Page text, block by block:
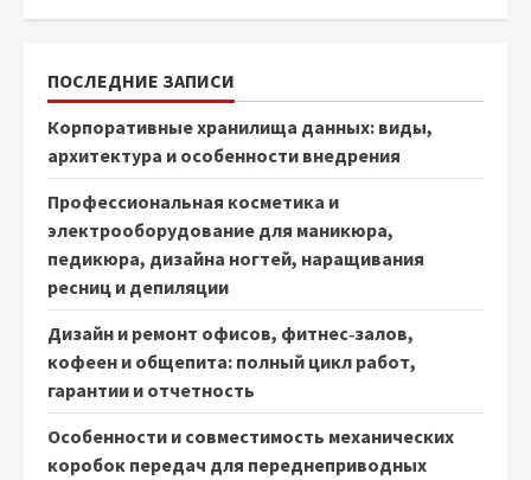
ПОСЛЕДНИЕ ЗАПИСИ
Корпоративные хранилища данных: виды,
архитектура и особенности внедрения
Профессиональная косметика и
электрооборудование для маникюра,
педикюра, дизайна ногтей, наращивания
ресниц и депиляции
Дизайн и ремонт офисов, фитнес‑залов,
кофеен и общепита: полный цикл работ,
гарантии и отчетность
Особенности и совместимость механических
коробок передач для переднеприводных